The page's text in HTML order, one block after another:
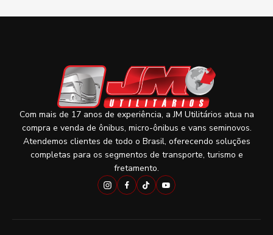
Com mais de 17 anos de experiência, a JM Utilitários atua na
compra e venda de ônibus, micro-ônibus e vans seminovos.
Atendemos clientes de todo o Brasil, oferecendo soluções
completas para os segmentos de transporte, turismo e
fretamento.